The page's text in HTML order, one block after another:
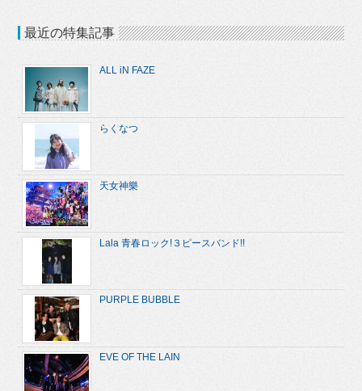
最近の特集記事
ALL iN FAZE
らくなつ
天女神樂
Lala 青春ロック!３ピースバンド!!
PURPLE BUBBLE
EVE OF THE LAIN